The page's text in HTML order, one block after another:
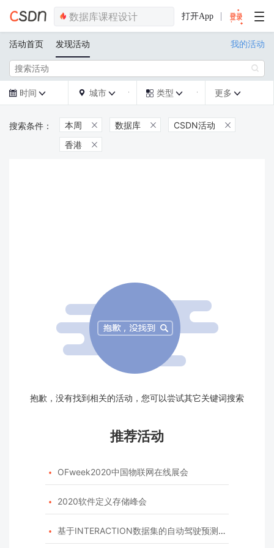
打开App
活动首页 发现活动 我的活动

 时间   城市   类型  更多 
本周  数据库  CSDN活动 
香港 
抱歉，没有找到相关的活动，您可以尝试其它关键词搜索
推荐活动
 OFweek2020中国物联网在线展会
 2020软件定义存储峰会
 基于INTERACTION数据集的自动驾驶预测模型挑战赛